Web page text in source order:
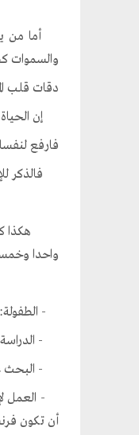
أما من
والسموات
دقات قلب
إن الحياة
فارفع
فالذكر
هكذا كان
واحدا وخمسين عاما فحسب
- الطفولة: 06 سنوات. من 1889 إلى 1895.
- الدراسة: 18 عاما؛ من 1895 إلى
- البحث عن
- العمل
أن تكون